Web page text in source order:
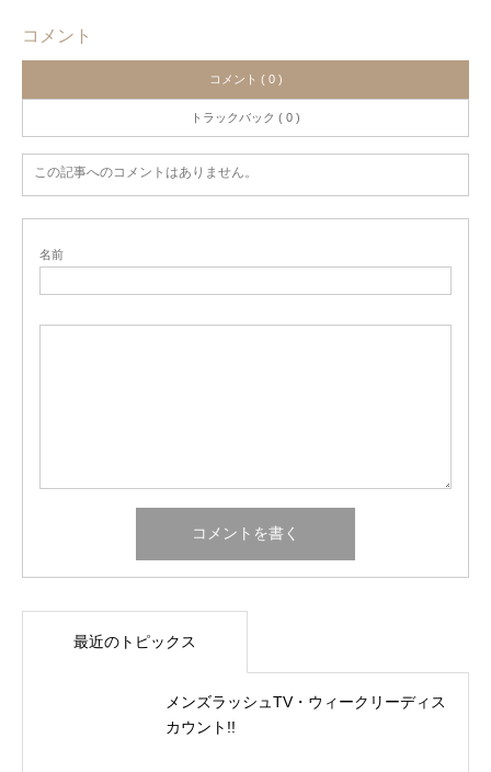
コメント
コメント ( 0 )
トラックバック ( 0 )
この記事へのコメントはありません。
名前
最近のトピックス
メンズラッシュTV・ウィークリーディス
カウント!!